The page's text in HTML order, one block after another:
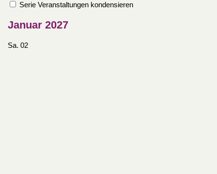
Serie Veranstaltungen kondensieren
Januar 2027
Sa. 02